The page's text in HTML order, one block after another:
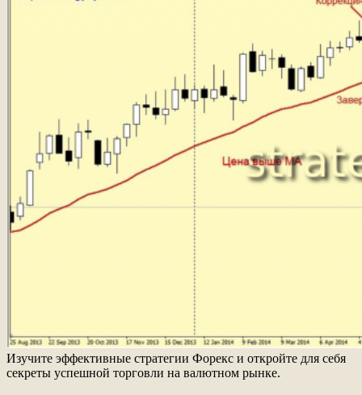
Изучите эффективные стратегии Форекс и откройте для себя
секреты успешной торговли на валютном рынке.